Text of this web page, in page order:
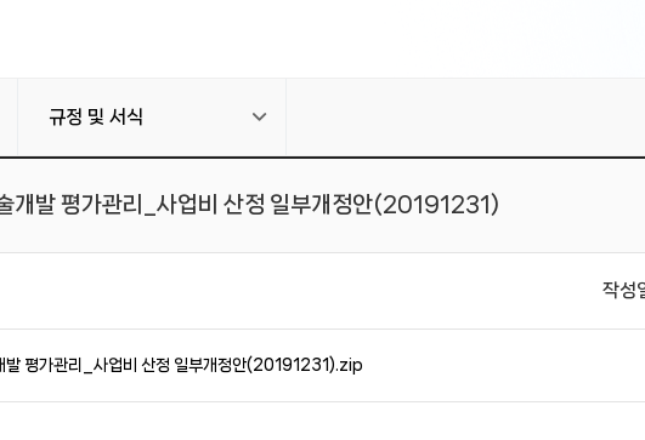
규정 및 서식
개발 평가관리_사업비 산정 일부개정안(20191231)
작성
발 평가관리_사업비 산정 일부개정안(20191231).zip